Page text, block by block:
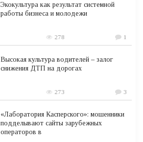
Экокультура как результат системной
работы бизнеса и молодежи
278 1
Высокая культура водителей – залог
снижения ДТП на дорогах
273 3
«Лаборатория Касперского»: мошенники
подделывают сайты зарубежных
операторов в